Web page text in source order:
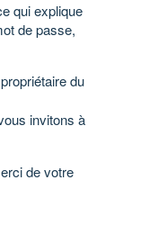
qui explique
de passe,
du
invitons à
de votre